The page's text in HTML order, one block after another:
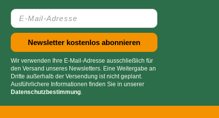
Wir verwenden Ihre E-Mail-Adresse ausschließlich für
den Versand unseres Newsletters. Eine Weitergabe an
Dritte außerhalb der Versendung ist nicht geplant.
Ausführlichere Informationen finden Sie in unserer
Datenschutzbestimmung.